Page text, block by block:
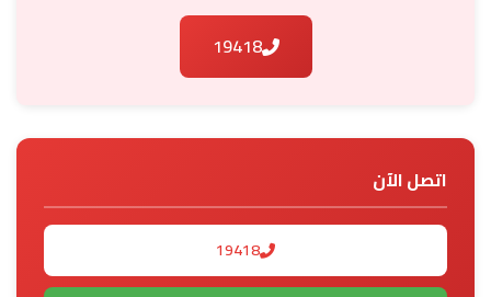
19418
اتصل الآن
19418